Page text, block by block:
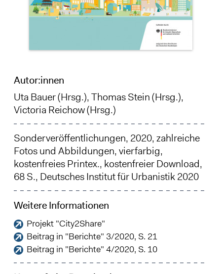
Autor:innen
Uta Bauer(Hrsg.), Thomas Stein (Hrsg.),
Victoria Reichow(Hrsg.)
Sonderveröffentlichungen, 2020, zahlreiche
Fotos und Abbildungen, vierfarbig,
kostenfreies Printex., kostenfreier Download,
68 S., Deutsches Institut für Urbanistik 2020
Weitere Informationen
Projekt "City2Share"
Beitrag in "Berichte" 3/2020, S. 21
Beitrag in "Berichte" 4/2020, S. 10